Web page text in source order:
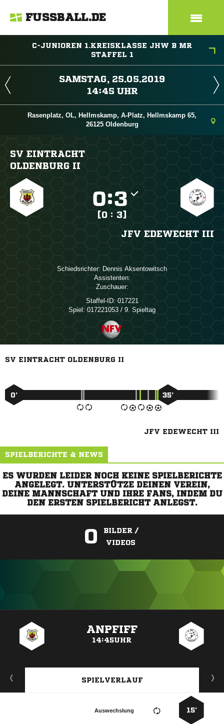
FUSSBALL.DE
C-JUNIOREN 1.KREISKLASSE JHW B MR
STAFFEL 1
 
 
Rasenplatz, OL, Hellmskamp, A-Platz, Hellmskamp 65,
26125 Oldenburg
SV EINTRACHT
OLDENBURG II
:
[0 : 3]
JFV EDEWECHT III
Schiedsrichter:  
Assistenten:
Zuschauer:
Staffel-ID: 017221
Spiel: 017221053 / 9. Spieltag
SV EINTRACHT OLDENBURG II
0’ 35’
JFV EDEWECHT III
SPIELBERICHTE & NEWS
ES WURDEN LEIDER NOCH KEINE SPIELBERICHTE
ANGELEGT. UNTERSTÜTZE DEINEN VEREIN,
DEINE MANNSCHAFT UND IHRE FANS, INDEM DU
DEN ERSTEN SPIELBERICHT ANLEGST.
0
BILDER /
VIDEOS
ANPFIFF
14:45UHR
SPIELVERLAUF
15’
Auswechslung